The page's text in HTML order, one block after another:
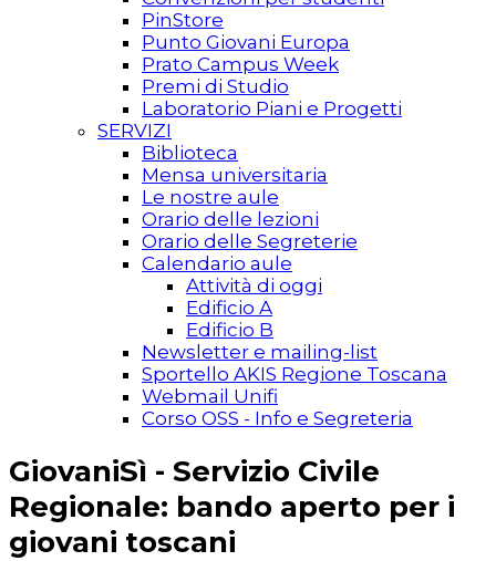
PinStore
Punto Giovani Europa
Prato Campus Week
Premi di Studio
Laboratorio Piani e Progetti
SERVIZI
Biblioteca
Mensa universitaria
Le nostre aule
Orario delle lezioni
Orario delle Segreterie
Calendario aule
Attività di oggi
Edificio A
Edificio B
Newsletter e mailing-list
Sportello AKIS Regione Toscana
Webmail Unifi
Corso OSS - Info e Segreteria
GiovaniSì - Servizio Civile
Regionale: bando aperto per i
giovani toscani